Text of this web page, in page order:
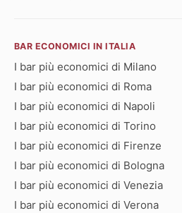
BAR ECONOMICI IN ITALIA
I bar più economici di Milano
I bar più economici di Roma
I bar più economici di Napoli
I bar più economici di Torino
I bar più economici di Firenze
I bar più economici di Bologna
I bar più economici di Venezia
I bar più economici di Verona